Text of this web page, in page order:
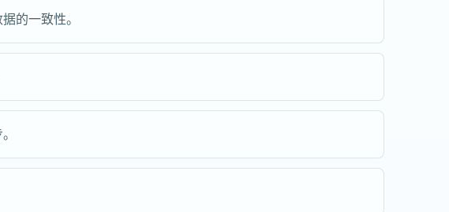
的一致性。